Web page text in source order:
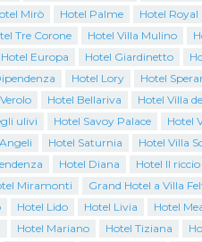
Mirò Hotel Palme Hotel Royal
Tre Corone Hotel Villa Mulino
Hotel Europa Hotel Giardinetto
Hotel Lory Hotel
Hotel Bellariva Hotel Villa
ulivi
Hotel Savoy Palace Hotel
Hotel Saturnia Hotel Villa
Hotel Diana Hotel Il
Miramonti Grand Hotel a Villa
Hotel Lido Hotel Livia Hotel
Hotel Mariano Hotel Tiziana